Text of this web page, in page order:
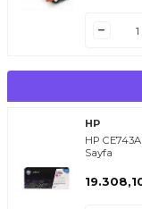
HP
HP
Sayfa